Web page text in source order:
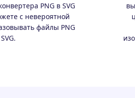
PNG в SVG
с невероятной
файлы PNG